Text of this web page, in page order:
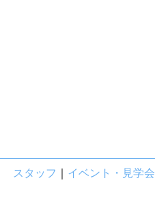
スタッフ イベント・見学会